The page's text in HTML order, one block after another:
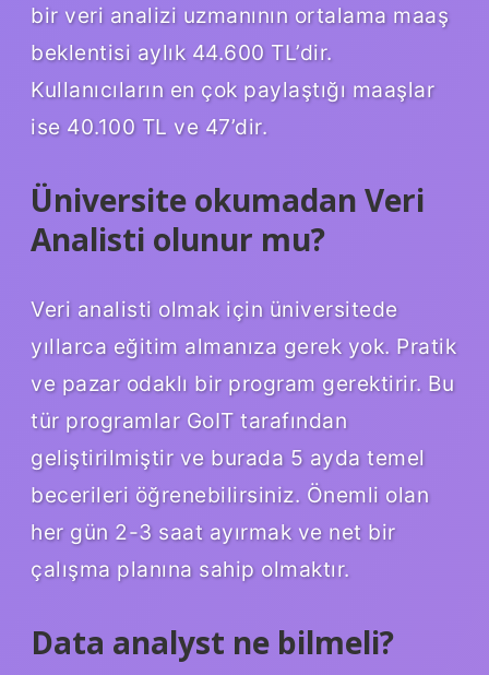
bir veri analizi uzmanının ortalama maaş
beklentisi aylık 44.600 TL’dir.
Kullanıcıların en çok paylaştığı maaşlar
ise 40.100 TL ve 47’dir.
Üniversite okumadan Veri
Analisti olunur mu?
Veri analisti olmak için üniversitede
yıllarca eğitim almanıza gerek yok. Pratik
ve pazar odaklı bir program gerektirir. Bu
tür programlar GoIT tarafından
geliştirilmiştir ve burada 5 ayda temel
becerileri öğrenebilirsiniz. Önemli olan
her gün 2-3 saat ayırmak ve net bir
çalışma planına sahip olmaktır.
Data analyst ne bilmeli?